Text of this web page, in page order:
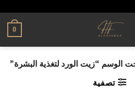
0
الوسم “زيت الورد لتغذية البشرة”
تصفية